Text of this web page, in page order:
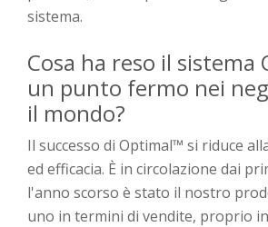
sistema.
Cosa ha reso il
un punto fermo nei
il mondo?
Il successo di Optimal™ si riduce
ed efficacia. È in circolazione dai
l'anno scorso è stato il nostro
uno in termini di vendite, proprio